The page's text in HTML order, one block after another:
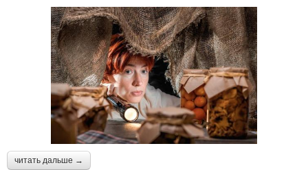
читать дальше →